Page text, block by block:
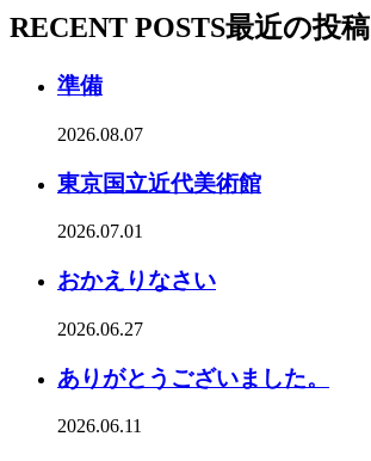
RECENT POSTS最近の投稿
準備
2026.08.07
東京国立近代美術館
2026.07.01
おかえりなさい
2026.06.27
ありがとうございました。
2026.06.11